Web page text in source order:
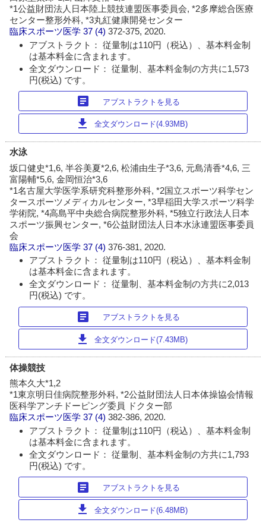
*1公益財団法人日本陸上競技連盟医事委員会, *2多摩総合医療
センター整形外科, *3丸紅健康開発センター
臨床スポーツ医学 37 (4)372-375, 2020.
アブストラクト： 従量制は110円（税込）、基本料金制
は基本料金に含まれます。
全文ダウンロード： 従量制、基本料金制の方共に1,573
円(税込) です。
article アブストラクトを見る
download 全文ダウンロード(4.93MB)
水泳
坂口健史*1,6, 半谷美夏*2,6, 松浦由生子*3,6, 元島清香*4,6, 三
富陽輔*5,6, 金岡恒治*3,6
*1名古屋大学医学系研究科整形外科, *2国立スポーツ科学セン
タースポーツメディカルセンター, *3早稲田大学スポーツ科学
学術院, *4高島平中央総合病院整形外科, *5独立行政法人日本
スポーツ振興センター, *6公益財団法人日本水泳連盟医事委員
会
臨床スポーツ医学 37 (4)376-381, 2020.
アブストラクト： 従量制は110円（税込）、基本料金制
は基本料金に含まれます。
全文ダウンロード： 従量制、基本料金制の方共に2,013
円(税込) です。
article アブストラクトを見る
download 全文ダウンロード(7.43MB)
体操競技
熊本久大*1,2
*1東京明日佳病院整形外科, *2公益財団法人日本体操協会情報
医科学アンチドーピング委員 ドクター部
臨床スポーツ医学 37 (4)382-386, 2020.
アブストラクト： 従量制は110円（税込）、基本料金制
は基本料金に含まれます。
全文ダウンロード： 従量制、基本料金制の方共に1,793
円(税込) です。
article アブストラクトを見る
download 全文ダウンロード(6.48MB)